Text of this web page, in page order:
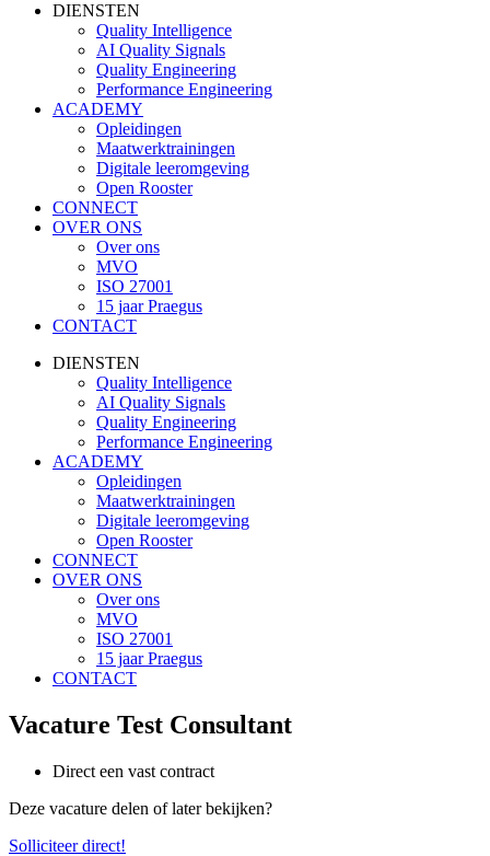
DIENSTEN
Quality Intelligence
AI Quality Signals
Quality Engineering
Performance Engineering
ACADEMY
Opleidingen
Maatwerktrainingen
Digitale leeromgeving
Open Rooster
CONNECT
OVER ONS
Over ons
MVO
ISO 27001
15 jaar Praegus
CONTACT
DIENSTEN
Quality Intelligence
AI Quality Signals
Quality Engineering
Performance Engineering
ACADEMY
Opleidingen
Maatwerktrainingen
Digitale leeromgeving
Open Rooster
CONNECT
OVER ONS
Over ons
MVO
ISO 27001
15 jaar Praegus
CONTACT
Vacature Test Consultant
Direct een vast contract
Deze vacature delen of later bekijken?
Solliciteer direct!